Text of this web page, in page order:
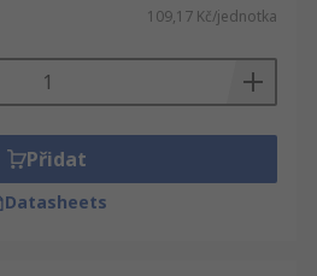
109,17 Kč/jednotka
Přidat
Datasheets